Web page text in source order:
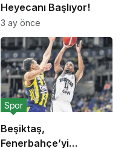
Heyecanı Başlıyor!
3 ay önce
Beşiktaş,
Fenerbahçe’yi
Spor